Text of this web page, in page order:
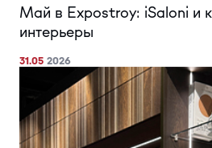
Май в Expostroy: iSaloni и
интерьеры
31.05 2026